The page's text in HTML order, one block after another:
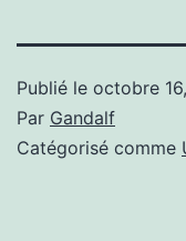
Publié le octobre
Par Gandalf
Catégorisé comme